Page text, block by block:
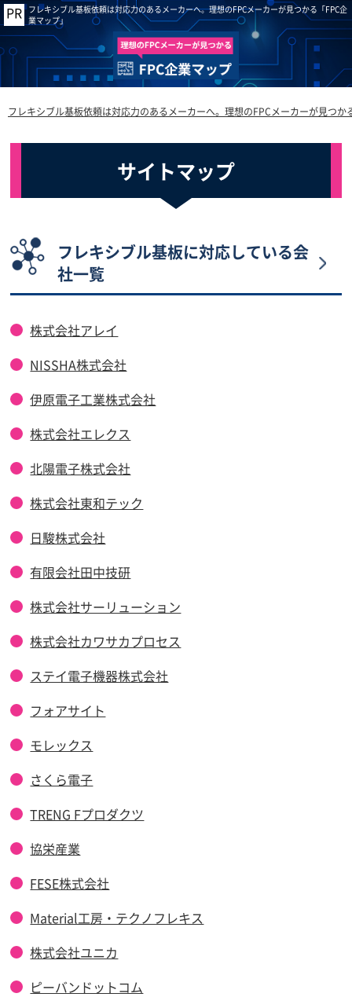
フレキシブル基板依頼は対応力のあるメーカーへ。理想のFPCメーカーが見つかる「FPC企
業マップ」
フレキシブル基板依頼は対応力のあるメーカーへ。理想のFPCメーカーが見つか
サイトマップ
フレキシブル基板に対応している会
社一覧
株式会社アレイ
NISSHA株式会社
伊原電子工業株式会社
株式会社エレクス
北陽電子株式会社
株式会社東和テック
日駿株式会社
有限会社田中技研
株式会社サーリューション
株式会社カワサカプロセス
ステイ電子機器株式会社
フォアサイト
モレックス
さくら電子
TRENG Fプロダクツ
協栄産業
FESE株式会社
Material工房・テクノフレキス
株式会社ユニカ
ピーバンドットコム